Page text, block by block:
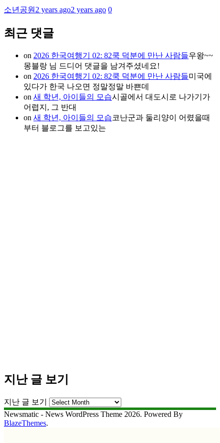
소년공원 2 years ago2 years ago 0
최근 댓글
on 2026 한국여행기 02: 82쿡 덕분에 만난 사람들우왕~~
몽블랑 님 드디어 댓글을 남겨주셨네요!
on 2026 한국여행기 02: 82쿡 덕분에 만난 사람들미국에
있다가 한국 나오면 정말정말 바쁜데
on 새 학년, 아이들의 모습시골에서 대도시로 나가기가
어렵지, 그 반대
on 새 학년, 아이들의 모습코난군과 둘리양이 어렸을때
부터 블로그를 보고있는
지난 글 보기
지난 글 보기
Newsmatic - News WordPress Theme 2026. Powered By
BlazeThemes.